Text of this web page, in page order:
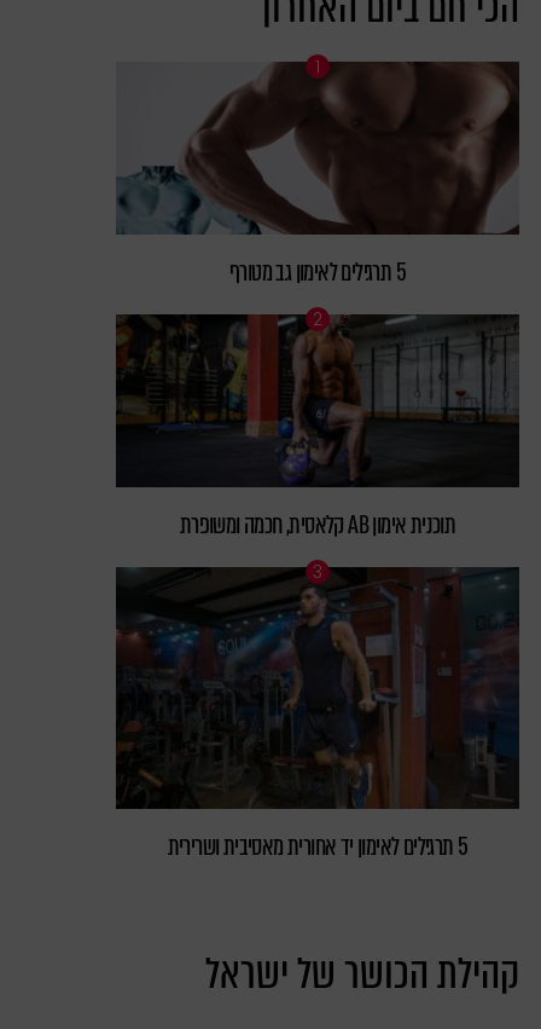
5 תרגילים לאימון גב מטורף
תוכנית אימון AB קלאסית, חכמה ומשופרת
5 תרגילים לאימון יד אחורית מאסיבית ושרירית
קהילת הכושר של ישראל